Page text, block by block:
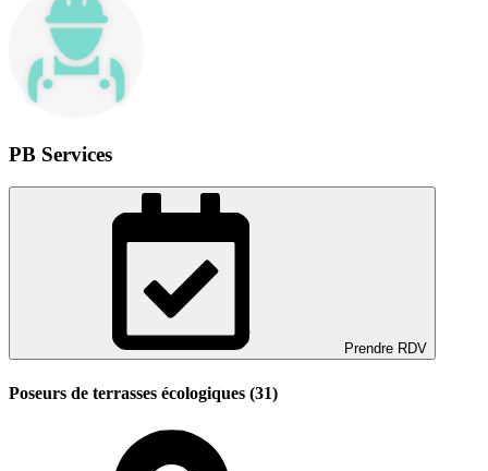
PB Services
Prendre RDV
Poseurs de terrasses écologiques (31)